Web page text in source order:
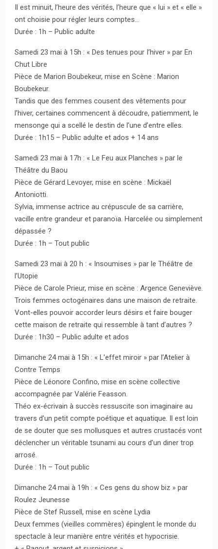
Il est minuit, l’heure des vérités, l’heure que « lui » et « elle »
ont choisie pour régler leurs comptes…
Durée : 1h – Public adulte
Samedi 23 mai à 15h : « Des tenues pour I’hiver » par En
Chut Libre
Pièce de Marion Boubekeur, mise en Scène : Marion
Boubekeur.
Tandis que des femmes cousent des vêtements pour
l’hiver, certaines commencent à découdre, patiemment, le
mensonge qui a scellé le destin de l’une d’entre elles.
Durée : 1h15 – Public adulte et ados + 14 ans
Samedi 23 mai à 17h : « Le Feu aux Planches » par le
Théâtre du Baou
Pièce de Gérard Levoyer, mise en scène : Mickaël
Antoniotti.
Sylvia, immense actrice au crépuscule de sa carrière,
vacille entre grandeur et paranoïa. Harcelée ou simplement
dépassée ?
Durée : 1h – Tout public
Samedi 23 mai à 20 h : « Insoumises » par le Théâtre de
l’Utopie
Pièce de Carole Prieur, mise en scène : Argence Geneviève.
Trois femmes octogénaires dans une maison de retraite.
Vont-elles pouvoir accorder leurs désirs et faire bouger
cette maison de retraite qui ressemble à tant d’autres ?
Durée : 1h30 – Public adulte et ados
Dimanche 24 mai à 15h : « L’effet miroir » par l’Atelier à
Contre Temps
Pièce de Léonore Confino, mise en scène collective
accompagnée par Valérie Feasson.
Théo ex-écrivain à succès ressuscite son imaginaire au
travers d’un petit compte poétique et aquatique. Il est loin
de se douter que ses mollusques et autres crustacés vont
déclencher un véritable tsunami au cours d’un diner trop
arrosé.
Durée : 1h – Tout public
Dimanche 24 mai à 19h : « Ces gens du show biz » par
Roulez Jeunesse
Pièce de Stef Russell, mise en scène Lydia
Deux femmes (vieilles commères) épinglent le monde du
spectacle à leur manière entre vérités et hypocrisie.